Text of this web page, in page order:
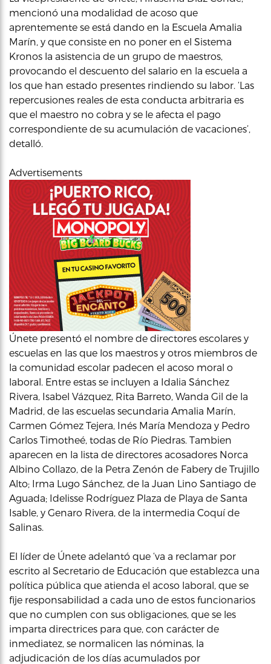
mencionó una modalidad de acoso que
aprentemente se está dando en la Escuela Amalia
Marín, y que consiste en no poner en el Sistema
Kronos la asistencia de un grupo de maestros,
provocando el descuento del salario en la escuela a
los que han estado presentes rindiendo su labor. ‘Las
repercusiones reales de esta conducta arbitraria es
que el maestro no cobra y se le afecta el pago
correspondiente de su acumulación de vacaciones’,
detalló.
Advertisements
Únete presentó el nombre de directores escolares y
escuelas en las que los maestros y otros miembros de
la comunidad escolar padecen el acoso moral o
laboral. Entre estas se incluyen a Idalia Sánchez
Rivera, Isabel Vázquez, Rita Barreto, Wanda Gil de la
Madrid, de las escuelas secundaria Amalia Marín,
Carmen Gómez Tejera, Inés María Mendoza y Pedro
Carlos Timotheé, todas de Río Piedras. Tambien
aparecen en la lista de directores acosadores Norca
Albino Collazo, de la Petra Zenón de Fabery de Trujillo
Alto; Irma Lugo Sánchez, de la Juan Lino Santiago de
Aguada; Idelisse Rodríguez Plaza de Playa de Santa
Isable, y Genaro Rivera, de la intermedia Coquí de
Salinas.
El líder de Únete adelantó que ‘va a reclamar por
escrito al Secretario de Educación que establezca una
política pública que atienda el acoso laboral, que se
fije responsabilidad a cada uno de estos funcionarios
que no cumplen con sus obligaciones, que se les
imparta directrices para que, con carácter de
inmediatez, se normalicen las nóminas, la
adjudicación de los días acumulados por